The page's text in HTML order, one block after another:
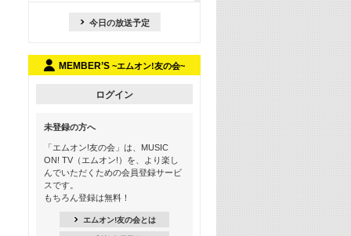
13:00
15:30
この夏聴きたい! サマーソングメドレ
ー【歌詞入り】 #4
16:30
今日の放送予定
MEMBER’S ~エムオン!友の会~
ログイン
未登録の方へ
「エムオン!友の会」は、MUSIC
ON! TV（エムオン!）を、より楽し
んでいただくための会員登録サービ
スです。
もちろん登録は無料！
エムオン!友の会とは